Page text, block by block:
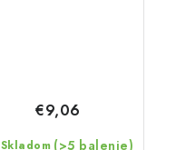
Skladom (>5 balenie)
€9,06